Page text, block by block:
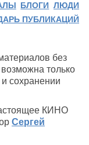
БЛОГИ ЛЮДИ
ПУБЛИКАЦИЙ
без
только
и сохранении
КИНО
Сергей